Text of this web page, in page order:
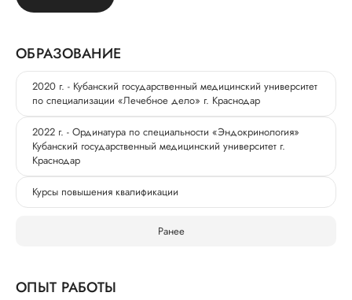
ОБРАЗОВАНИЕ
2020 г. - Кубанский государственный медицинский университет
по специализации «Лечебное дело» г. Краснодар
2022 г. - Ординатура по специальности «Эндокринология»
Кубанский государственный медицинский университет г.
Краснодар
Курсы повышения квалификации
Ранее
ОПЫТ РАБОТЫ